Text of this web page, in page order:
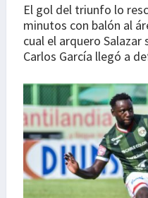
El gol del triunfo lo
minutos con balón al
cual el arquero
Carlos García llegó a